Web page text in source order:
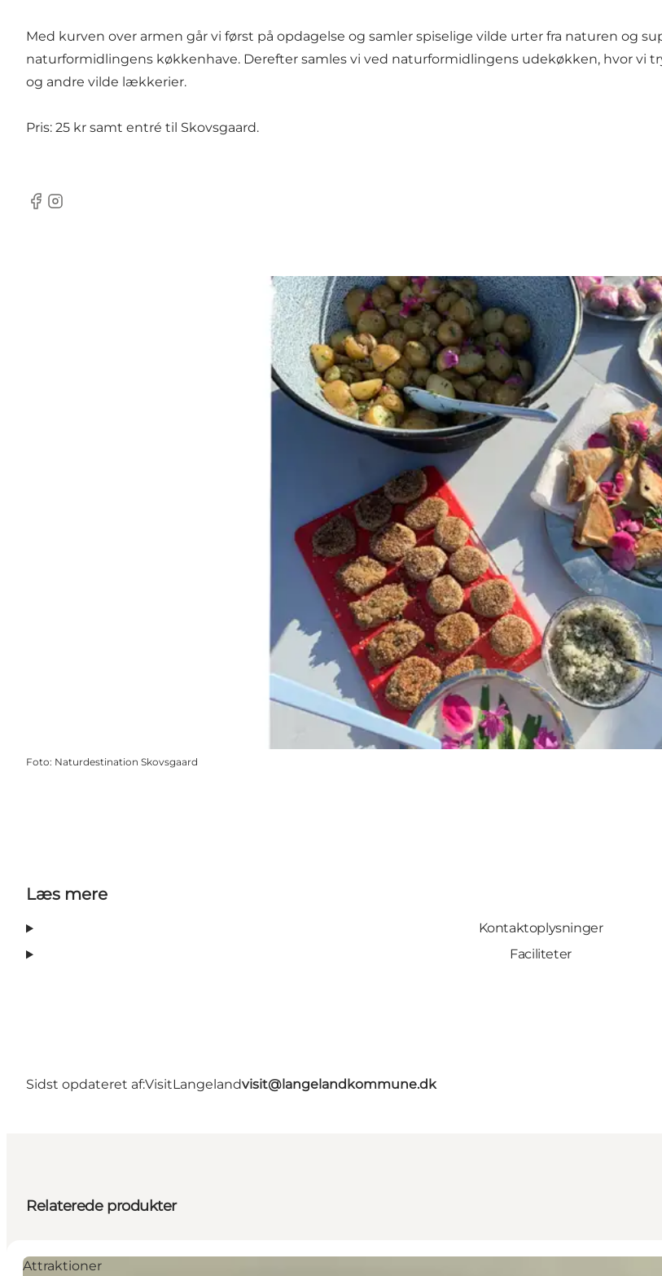
Med kurven over armen går vi først på opdagelse og samler spiselige vilde urter fra naturen og
naturformidlingens køkkenhave. Derefter samles vi ved naturformidlingens udekøkken, hvor vi
og andre vilde lækkerier.
Pris: 25 kr samt entré til Skovsgaard.
Facebook
Instagram
Foto: Naturdestination Skovsgaard
Læs mere
Kontaktoplysninger
Faciliteter
Sidst opdateret af:VisitLangelandvisit@langelandkommune.dk
Relaterede produkter
Attraktioner